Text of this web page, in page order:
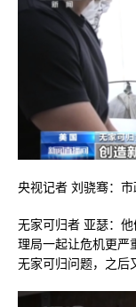
央视记者 刘骁骞：
无家可归者 亚瑟：
理局一起让危机更严
无家可归问题，之后